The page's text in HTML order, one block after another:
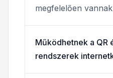
megfelelően
Működhetnek a QR
rendszerek